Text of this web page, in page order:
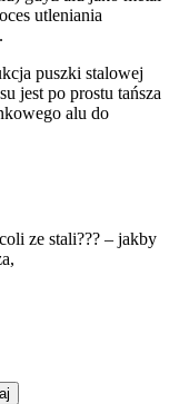
utleniania
puszki stalowej
jest po prostu tańsza
alu do
ze stali??? – jakby